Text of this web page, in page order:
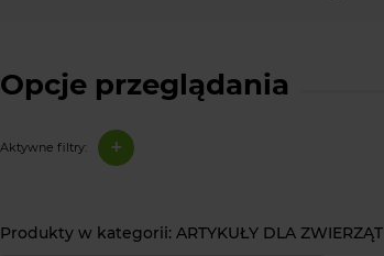
Opcje przeglądania
Aktywne filtry: +
ARTYKUŁY DLA ZWIERZĄT